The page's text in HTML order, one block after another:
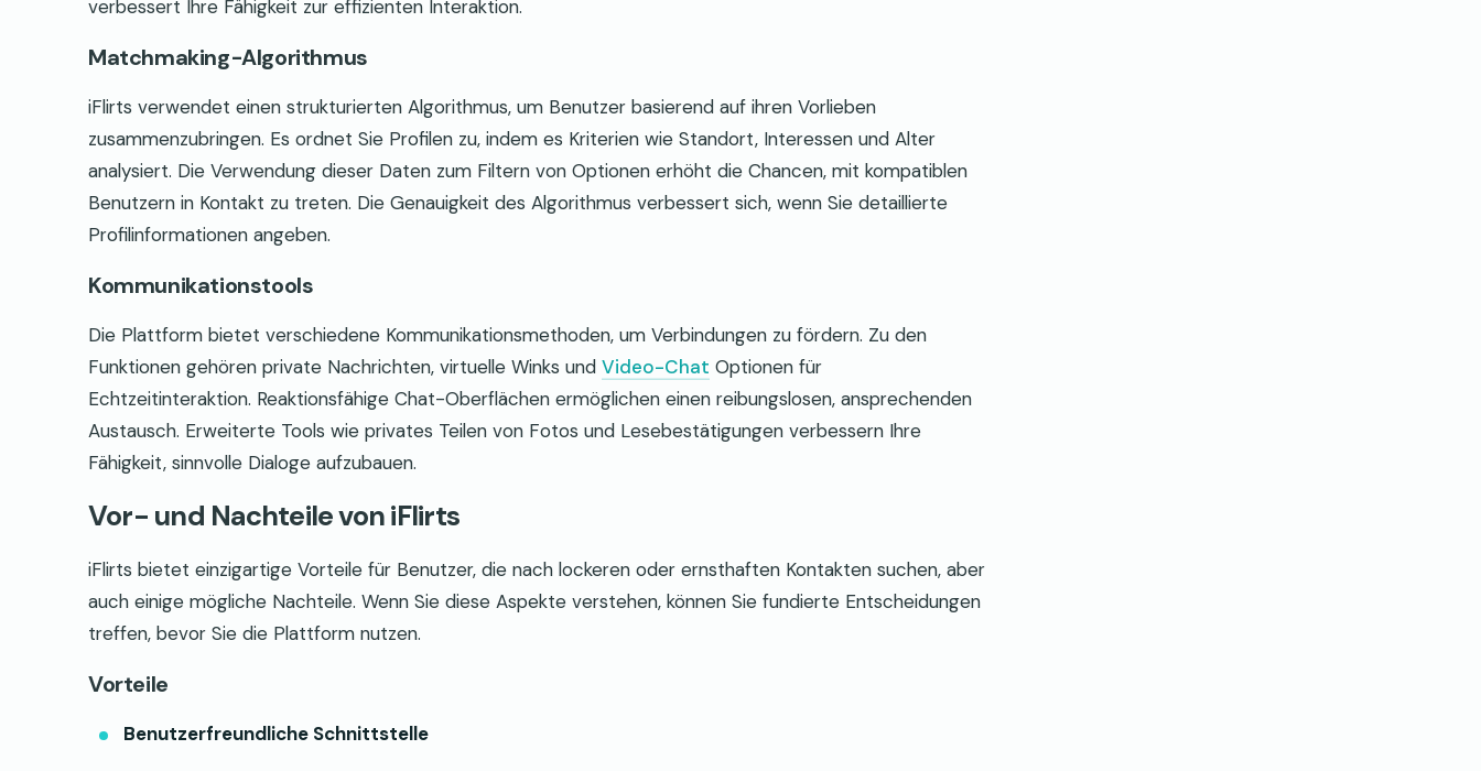
verbessert Ihre Fähigkeit zur effizienten Interaktion.
Matchmaking-Algorithmus
iFlirts verwendet einen strukturierten Algorithmus, um Benutzer basierend auf ihren Vorlieben
zusammenzubringen. Es ordnet Sie Profilen zu, indem es Kriterien wie Standort, Interessen und Alter
analysiert. Die Verwendung dieser Daten zum Filtern von Optionen erhöht die Chancen, mit kompatiblen
Benutzern in Kontakt zu treten. Die Genauigkeit des Algorithmus verbessert sich, wenn Sie detaillierte
Profilinformationen angeben.
Kommunikationstools
Die Plattform bietet verschiedene Kommunikationsmethoden, um Verbindungen zu fördern. Zu den
Funktionen gehören private Nachrichten, virtuelle Winks und Video-Chat Optionen für
Echtzeitinteraktion. Reaktionsfähige Chat-Oberflächen ermöglichen einen reibungslosen, ansprechenden
Austausch. Erweiterte Tools wie privates Teilen von Fotos und Lesebestätigungen verbessern Ihre
Fähigkeit, sinnvolle Dialoge aufzubauen.
Vor- und Nachteile von iFlirts
iFlirts bietet einzigartige Vorteile für Benutzer, die nach lockeren oder ernsthaften Kontakten suchen, aber
auch einige mögliche Nachteile. Wenn Sie diese Aspekte verstehen, können Sie fundierte Entscheidungen
treffen, bevor Sie die Plattform nutzen.
Vorteile
Benutzerfreundliche Schnittstelle